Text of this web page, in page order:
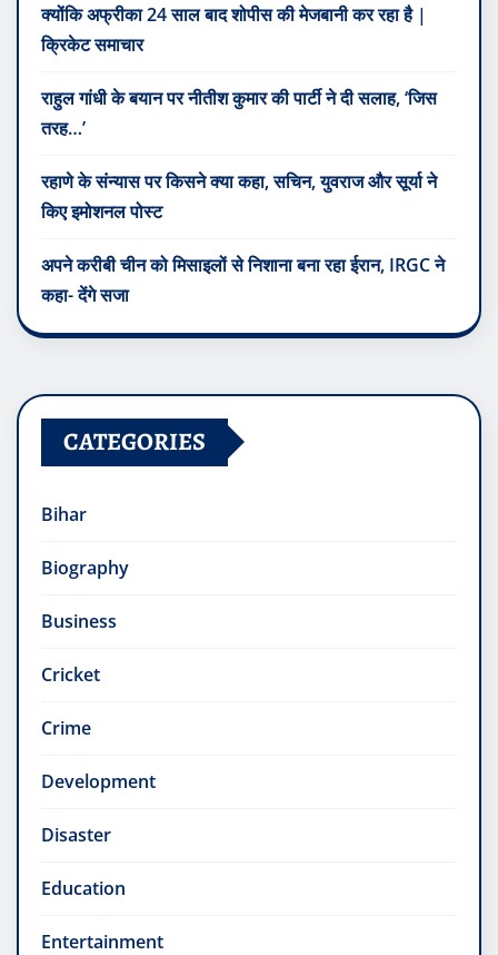
क्योंकि अफ्रीका 24 साल बाद शोपीस की मेजबानी कर रहा है |
क्रिकेट समाचार
राहुल गांधी के बयान पर नीतीश कुमार की पार्टी ने दी सलाह, ‘जिस
तरह…’
रहाणे के संन्यास पर किसने क्या कहा, सचिन, युवराज और सूर्या ने
किए इमोशनल पोस्ट
अपने करीबी चीन को मिसाइलों से निशाना बना रहा ईरान, IRGC ने
कहा- देंगे सजा
CATEGORIES
Bihar
Biography
Business
Cricket
Crime
Development
Disaster
Education
Entertainment